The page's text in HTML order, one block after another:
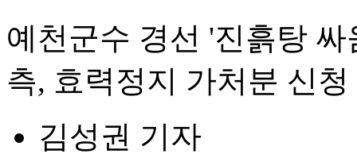
예천군수 경선 '진흙탕
측, 효력정지 가처분 신청
김성권 기자